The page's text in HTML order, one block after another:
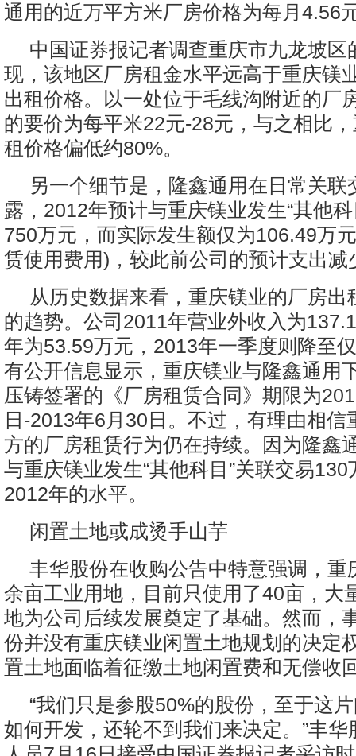
通用的近万平方米厂房价格为每月4.56
中国证券报记者调查重庆市九龙坡区
现，该地区厂房租金水平远高于重庆镁
出租价格。以一处位于毛线沟附近的厂
的要价为每平米22元-28元，与之相比
租价格偏低约80%。
另一个细节是，隆鑫通用在日常关联
露，2012年预计与重庆镁业发生“其他
750万元，而实际发生额仅为106.49万
赁使用费用)，较此前公司的预计支出减
从历史数据来看，重庆镁业的厂房出
的趋势。公司2011年营业外收入为
年为53.59万元，2013年一季度则降至
有公开信息显示，重庆镁业与隆鑫通用
压铸签署的《厂房租赁合同》期限为
日-2013年6月30日。不过，有理由相信
方的厂房租赁行为仍在持续。因为隆鑫
与重庆镁业发生“其他科目”关联交易
2012年的水平。
闲置土地或成烫手山芋
丰华股份在收购公告中特意强调，重
余亩工业用地，目前只使用了40亩，大
地为公司后续发展奠定了基础。然而，
份并没有重庆镁业闲置土地规划的决定
置土地面临着征缴土地闲置费和无偿收
“我们只是参股50%的股份，至于这
如何开发，还轮不到我们来决定。”丰